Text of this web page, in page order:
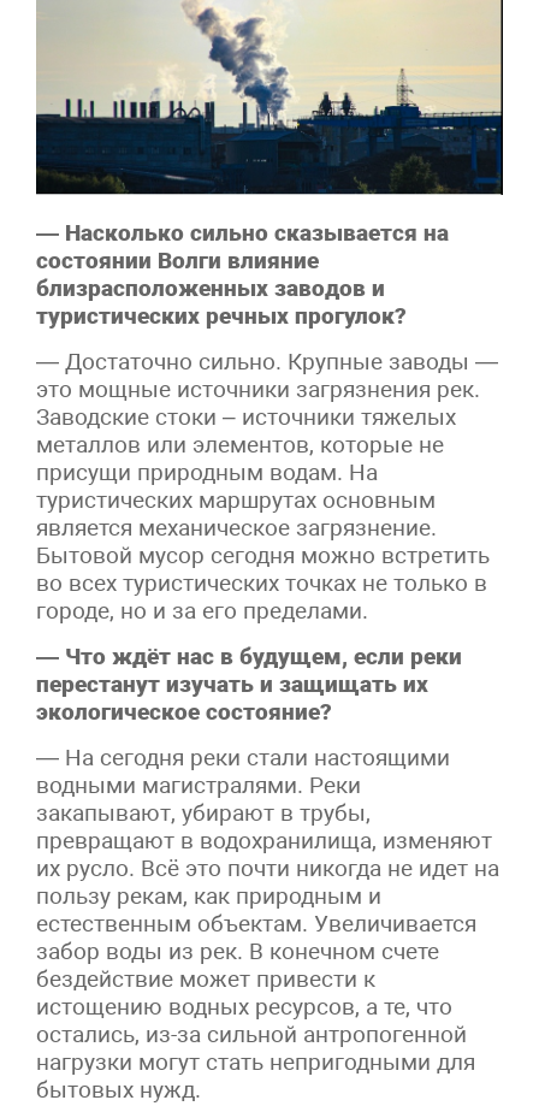
— Насколько сильно сказывается на
состоянии Волги влияние
близрасположенных заводов и
туристических речных прогулок?
— Достаточно сильно. Крупные заводы —
это мощные источники загрязнения рек.
Заводские стоки – источники тяжелых
металлов или элементов, которые не
присущи природным водам. На
туристических маршрутах основным
является механическое загрязнение.
Бытовой мусор сегодня можно встретить
во всех туристических точках не только в
городе, но и за его пределами.
— Что ждёт нас в будущем, если реки
перестанут изучать и защищать их
экологическое состояние?
— На сегодня реки стали настоящими
водными магистралями. Реки
закапывают, убирают в трубы,
превращают в водохранилища, изменяют
их русло. Всё это почти никогда не идет на
пользу рекам, как природным и
естественным объектам. Увеличивается
забор воды из рек. В конечном счете
бездействие может привести к
истощению водных ресурсов, а те, что
остались, из-за сильной антропогенной
нагрузки могут стать непригодными для
бытовых нужд.